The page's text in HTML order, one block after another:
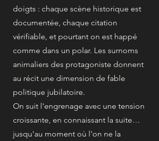
doigts : chaque scène historique est
documentée, chaque citation
vérifiable, et pourtant on est happé
comme dans un polar. Les surnoms
animaliers des protagoniste donnent
au récit une dimension de fable
politique jubilatoire.
On suit l'engrenage avec une tension
croissante, en connaissant la suite…
jusqu'au moment où l'on ne la